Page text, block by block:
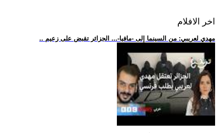
اخر الافلام
.. مهدي لعريبي: من السينما إلى -مافيا-... الجزائر تقبض على زعيم